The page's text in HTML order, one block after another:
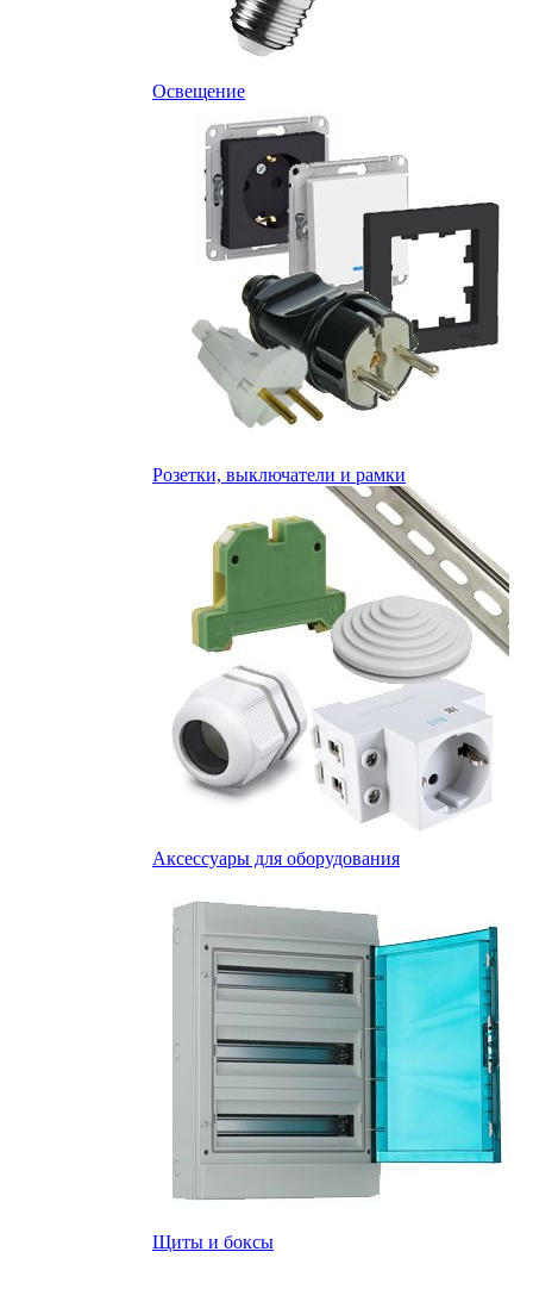
Освещение
Розетки, выключатели и рамки
Аксессуары для оборудования
Щиты и боксы